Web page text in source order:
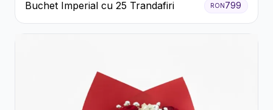
Buchet Imperial cu 25 Trandafiri RON799